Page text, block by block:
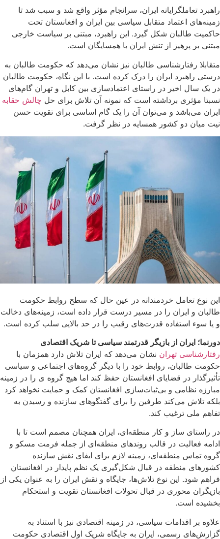
راهبرد تعاملگرایانه ایران، سرانجام مؤثر واقع شد و سبب شد تا
زمینه‌های اعتماد متقابل سیاسی بین ایران و افغانستان تحت
حاکمیت طالبان شکل گیرد. این راهبرد، مبتنی بر سیاست خارجی
مبتنی بر پرهیز از تنش ایران با همسایگان است.
متقابلا رفتارشناسی طالبان نیز نشان می‌دهد که حکومت طالبان به
درستی راهبرد ایران را درک کرده است. با این نگاه، حکومت طالبان
در یک سال اخیر در راستای اعتمادسازی بین کابل و تهران گام‌های
نسبتا مؤثری برداشته است که نمونه آن تلاش برای حل چالش حقابه
ایران می‌باشد و می‌توان آن را یک گام اساسی برای تقویت حسن
نیت میان دو کشور همسایه در نظر گرفت.
این نوع تعامل خردمندانه در عین حال که سطح روابط حکومت
طالبان و ایران را در مسیر درست قرار داده است، زمینه‌های دخالت
و یا سوء استفاده قدرت‌های رقیب را در حد بالایی سلب کرده است.
دورنما؛ ایران از بازیگر قدرتمند سیاسی تا شریک اقتصادی
رفتارشناسی تهران نشان می‌دهد که ایران تلاش دارد همزمان با
حکومت طالبان، روابط خود را با دیگر گروه‌های اجتماعی و سیاسی
تأثیرگذار در قضایای افغانستان حفظ کند اما هیچ گروه ی را در زمینه
مبارزه نظامی و بی‌ثبات‌سازی افغانستان کمک و حمایت نخواهد کرد
بلکه تلاش می‌کند طرفین را برای گفتگوهای سازنده و رسیدن به
تفاهم ملی ترغیب کند.
در راستای ساز و کار منطقه‌ای، ایران همچنان مصمم است تا با
ادامه فعالیت در قالب روندهای منطقه‌ای از جمله فرمت مسکو و
گروه تماس منطقه‌ای، زمینه لازم برای ایفای نقش سازنده
کشورهای منطقه در قبال شکل‌گیری یک نظم پایدار در افغانستان
فراهم شود. این نوع تلاش‌ها، جایگاه و نقش ایران را به عنوان یکی از
بازیگران محوری در قبال تحولات افغانستان تقویت و استحکام
بخشیده است.
علاوه بر اقدامات سیاسی، در زمینه اقتصادی نیز با استناد به
گزارش‌های رسمی، ایران به جایگاه شریک اول اقتصادی حکومت